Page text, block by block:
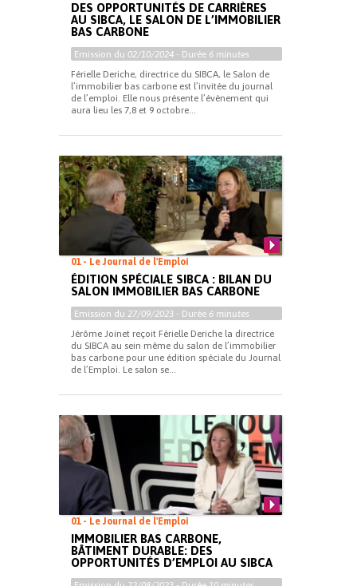
DES OPPORTUNITÉS DE CARRIÈRES
AU SIBCA, LE SALON DE L’IMMOBILIER
BAS CARBONE
Emission du 02/10/2024 - Durée 6 minutes
Férielle Deriche, directrice du SIBCA, le Salon de
l’immobilier bas carbone est l’invitée du journal
de l’emploi. Elle nous présente l’évènement qui
aura lieu les 7,8 et 9 octobre...
01 - Le Journal de l'Emploi
ÉDITION SPÉCIALE SIBCA : BILAN DU
SALON IMMOBILIER BAS CARBONE
Emission du 27/09/2023 - Durée 6 minutes
Jérôme Joinet reçoit Férielle Deriche la directrice
du SIBCA au sein même du salon de l’immobilier
bas carbone pour une édition spéciale du Journal
de l’Emploi. Le salon se...
01 - Le Journal de l'Emploi
IMMOBILIER BAS CARBONE,
BÂTIMENT DURABLE: DES
OPPORTUNITÉS D’EMPLOI AU SIBCA